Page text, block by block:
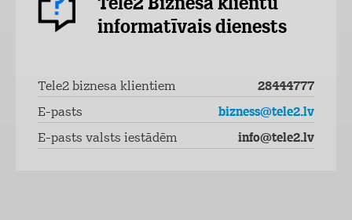
Tele2 Biznesa klientu
informatīvais dienests
Tele2 biznesa klientiem 28444777
E-pasts bizness@tele2.lv
E-pasts valsts iestādēm info@tele2.lv